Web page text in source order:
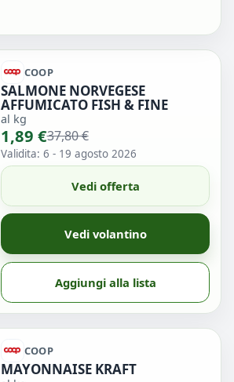
COOP
SALMONE NORVEGESE
AFFUMICATO FISH & FINE
al kg
1,89 €37,80 €
Validita: 6 - 19 agosto 2026
Vedi offerta
Vedi volantino
Aggiungi alla lista
COOP
MAYONNAISE KRAFT